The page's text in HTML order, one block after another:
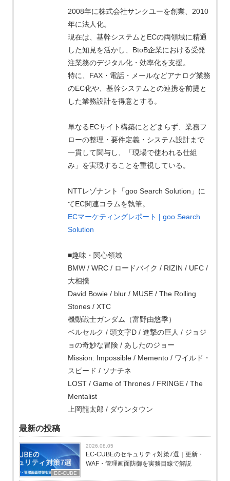
2008年に株式会社サンクユーを創業、2010
年に法人化。
現在は、基幹システムとECの両領域に精通
した知見を活かし、BtoB企業における受発
注業務のデジタル化・効率化を支援。
特に、FAX・電話・メールなどアナログ業務
のEC化や、基幹システムとの連携を前提と
した業務設計を得意とする。
単なるECサイト構築にとどまらず、業務フ
ローの整理・要件定義・システム設計まで
一貫して関与し、「現場で使われる仕組
み」を実現することを重視している。
NTTレゾナント「goo Search Solution」に
てEC関連コラムを執筆。
ECマーケティングレポート | goo Search
Solution
■趣味・関心領域
BMW / WRC / ロードバイク / RIZIN / UFC /
大相撲
David Bowie / blur / MUSE / The Rolling
Stones / XTC
機動戦士ガンダム（富野由悠季）
ベルセルク / 頭文字D / 進撃の巨人 / ジョジ
ョの奇妙な冒険 / あしたのジョー
Mission: Impossible / Memento / ワイルド・
スピード / ソナチネ
LOST / Game of Thrones / FRINGE / The
Mentalist
上岡龍太郎 / ダウンタウン
最新の投稿
EC-CUBE
2026.08.05
EC-CUBEのセキュリティ対策7選｜更新・
WAF・管理画面防御を実務目線で解説